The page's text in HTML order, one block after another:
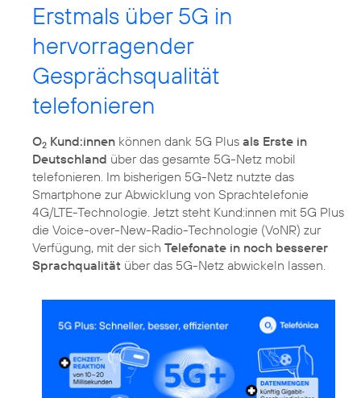
Erstmals über 5G in
hervorragender
Gesprächsqualität
telefonieren
O2 Kund:innen können dank 5G Plus als Erste in
Deutschland über das gesamte 5G-Netz mobil
telefonieren. Im bisherigen 5G-Netz nutzte das
Smartphone zur Abwicklung von Sprachtelefonie
4G/LTE-Technologie. Jetzt steht Kund:innen mit 5G Plus
die Voice-over-New-Radio-Technologie (VoNR) zur
Verfügung, mit der sich Telefonate in noch besserer
Sprachqualität über das 5G-Netz abwickeln lassen.